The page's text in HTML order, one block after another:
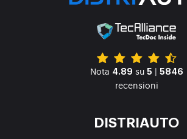
Nota 4.89 su 5 | 5846
recensioni
DISTRIAUTO